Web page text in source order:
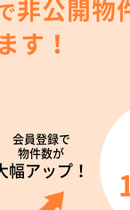
非公開物
す！
会員登録で
物件数が
幅アップ！